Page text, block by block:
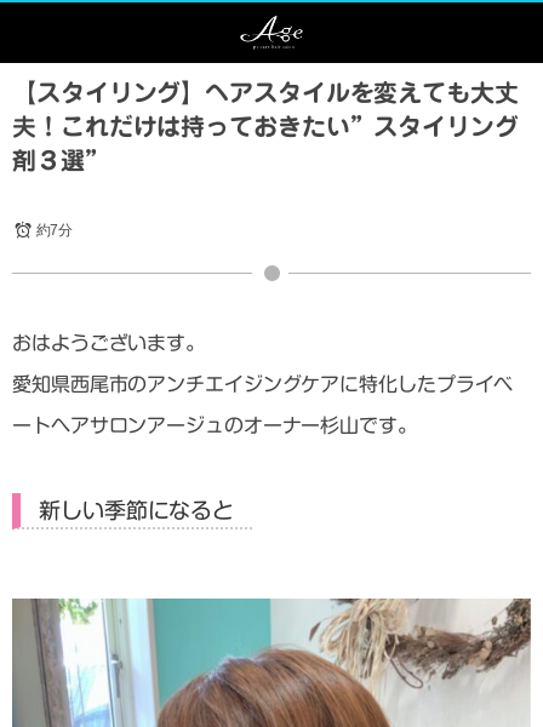
【スタイリング】ヘアスタイルを変えても大丈
夫！これだけは持っておきたい”スタイリング
剤３選”
約7分
おはようございます。
愛知県西尾市のアンチエイジングケアに特化したプライベ
ートヘアサロンアージュのオーナー杉山です。
新しい季節になると